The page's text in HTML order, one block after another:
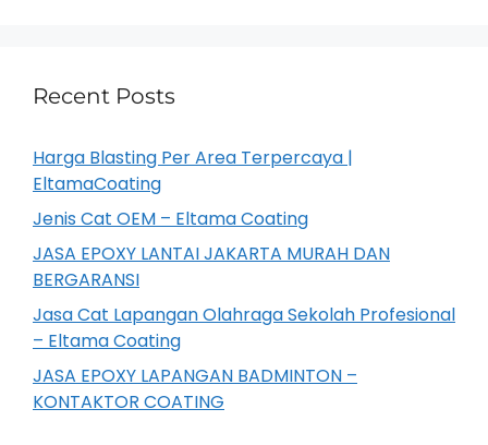
Recent Posts
Harga Blasting Per Area Terpercaya |
EltamaCoating
Jenis Cat OEM – Eltama Coating
JASA EPOXY LANTAI JAKARTA MURAH DAN
BERGARANSI
Jasa Cat Lapangan Olahraga Sekolah Profesional
– Eltama Coating
JASA EPOXY LAPANGAN BADMINTON –
KONTAKTOR COATING